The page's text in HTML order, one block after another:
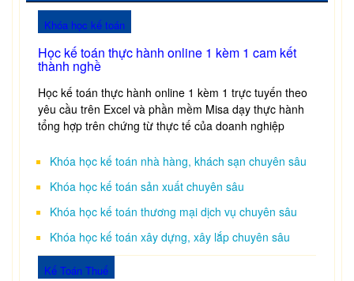
Khóa học kế toán
Học kế toán thực hành online 1 kèm 1 cam kết
thành nghề
Học kế toán thực hành online 1 kèm 1 trực tuyến theo
yêu cầu trên Excel và phần mềm Misa dạy thực hành
tổng hợp trên chứng từ thực tế của doanh nghiệp
Khóa học kế toán nhà hàng, khách sạn chuyên sâu
Khóa học kế toán sản xuất chuyên sâu
Khóa học kế toán thương mại dịch vụ chuyên sâu
Khóa học kế toán xây dựng, xây lắp chuyên sâu
Kế Toán Thuế